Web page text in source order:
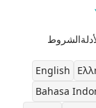
الشروط
English
Bahasa